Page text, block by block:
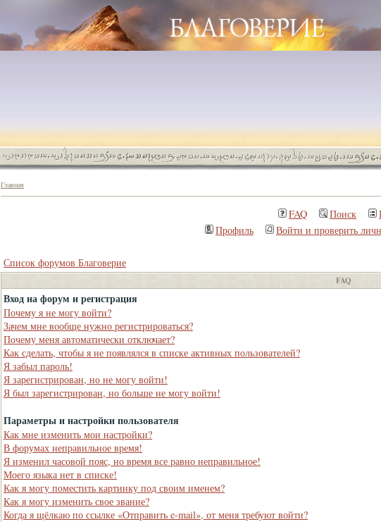
Главная
FAQ Поиск
Профиль
Войти и проверить
Список форумов Благоверие
FAQ
Вход на форум и регистрация
Почему я не могу войти?
Зачем мне вообще нужно регистрироваться?
Почему меня автоматически отключает?
Как сделать, чтобы я не появлялся в списке активных пользователей?
Я забыл пароль!
Я зарегистрирован, но не могу войти!
Я был зарегистрирован, но больше не могу войти!
Параметры и настройки пользователя
Как мне изменить мои настройки?
В форумах неправильное время!
Я изменил часовой пояс, но время все равно неправильное!
Моего языка нет в списке!
Как я могу поместить картинку под своим именем?
Как я могу изменить свое звание?
Когда я щёлкаю по ссылке «Отправить e-mail», от меня требуют войти?